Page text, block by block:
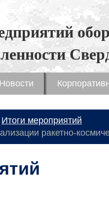
Новости
Итоги мероприятий
ракетно-